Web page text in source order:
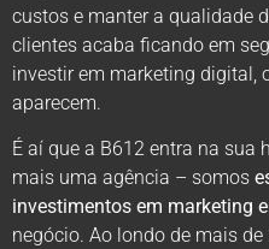
custos e manter a qualidade
clientes acaba ficando em
investir em marketing digital,
aparecem.
É aí que a B612 entra na sua
mais uma agência – somos
investimentos em marketing
negócio. Ao londo de mais